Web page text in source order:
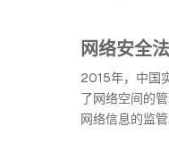
网络安全
2015年，中国
了网络空间的
网络信息的监管